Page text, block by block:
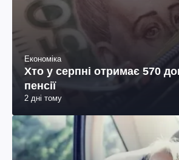
Економіка
Хто у серпні отримає 570
пенсії
2 дні тому